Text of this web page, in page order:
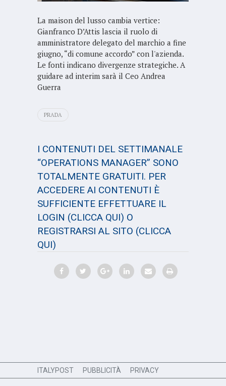
La maison del lusso cambia vertice:
Gianfranco D’Attis lascia il ruolo di
amministratore delegato del marchio a fine
giugno, “di comune accordo” con l'azienda.
Le fonti indicano divergenze strategiche. A
guidare ad interim sarà il Ceo Andrea
Guerra
PRADA
I CONTENUTI DEL SETTIMANALE
“OPERATIONS MANAGER” SONO
TOTALMENTE GRATUITI. PER
ACCEDERE AI CONTENUTI È
SUFFICIENTE EFFETTUARE IL
LOGIN (CLICCA QUI) O
REGISTRARSI AL SITO (CLICCA
QUI)
ITALYPOST PUBBLICITÀ PRIVACY